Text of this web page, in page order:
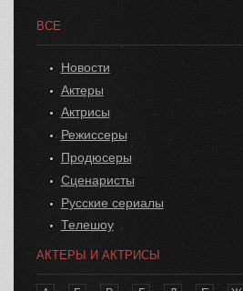
ВСЕ
Новости
Актеры
Актрисы
Режиссеры
Продюсеры
Сценаристы
Русские сериалы
Телешоу
АКТЕРЫ И АКТРИСЫ